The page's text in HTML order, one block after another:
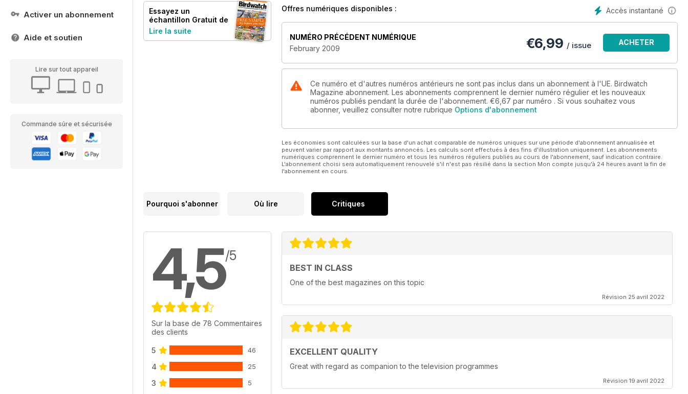
Activer un abonnement
Aide et soutien
Lire sur tout appareil
Commande sûre et sécurisée
Essayez un
échantillon Gratuit de
Birdwatch Magazine
Lire la suite
Accès instantané
Offres numériques disponibles :
NUMÉRO PRÉCÉDENT NUMÉRIQUE
February 2009
€6,99 / issue ACHETER
Ce numéro et d'autres numéros antérieurs ne sont pas inclus dans un abonnement à l'UE. Birdwatch
Magazine abonnement. Les abonnements comprennent le dernier numéro régulier et les nouveaux
numéros publiés pendant la durée de l'abonnement. €6,67 par numéro . Si vous souhaitez vous
abonner, veuillez consulter notre rubrique Options d'abonnement
Les économies sont calculées sur la base d'un achat comparable de numéros uniques sur une période d'abonnement annualisée et
peuvent varier par rapport aux montants annoncés. Les calculs sont effectués à des fins d'illustration uniquement. Les abonnements
numériques comprennent le dernier numéro et tous les numéros réguliers publiés au cours de l'abonnement, sauf indication contraire.
L'abonnement choisi sera automatiquement renouvelé s'il n'est pas résilié dans la section Mon compte jusqu'à 24 heures avant la fin de
l'abonnement en cours.
Pourquoi s'abonner Où lire Critiques
4,5/5
Sur la base de 78 Commentaires
des clients
5 46
4 25
3 5
BEST IN CLASS
One of the best magazines on this topic
Révision 25 avril 2022
EXCELLENT QUALITY
Great with regard as companion to the television programmes
Révision 19 avril 2022